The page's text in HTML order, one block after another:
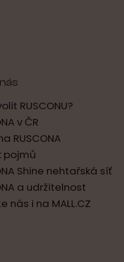
RUSCONU?
v ČR
RUSCONA
pojmů
Shine nehtařská síť
a udržitelnost
nás i na MALL.CZ